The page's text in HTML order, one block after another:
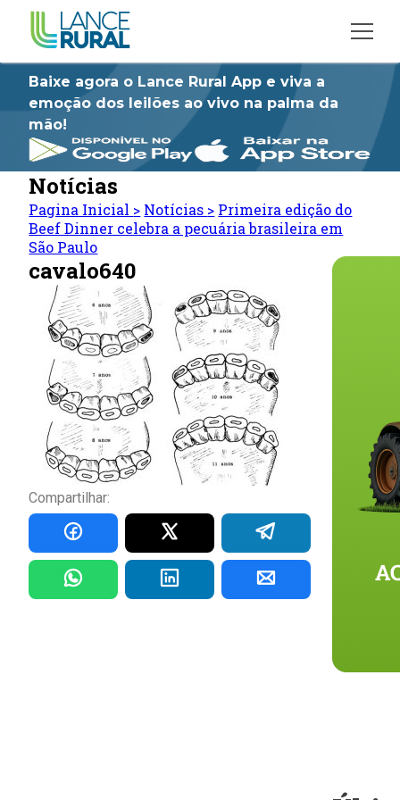
Baixe agora o Lance Rural App e viva a
emoção dos leilões ao vivo na palma da
mão!
Notícias
Pagina Inicial > Notícias > Primeira edição do
Beef Dinner celebra a pecuária brasileira em
São Paulo
cavalo640
Compartilhar: